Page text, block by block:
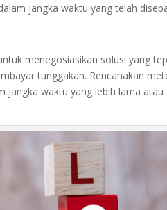
jangka waktu yang telah
menegosiasikan solusi yang
tunggakan. Rencanakan
jangka waktu yang lebih lama atau